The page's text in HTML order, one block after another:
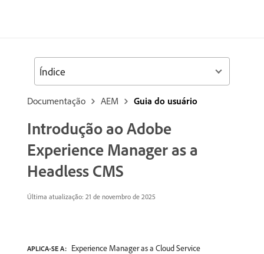
Documentação AEM Guia do usuário
Introdução ao Adobe
Experience Manager as a
Headless CMS
Última atualização: 21 de novembro de 2025
APLICA-SE A: Experience Manager as a Cloud Service
Índice